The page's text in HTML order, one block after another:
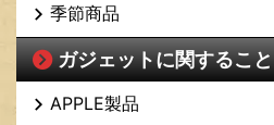
季節商品
ガジェットに関すること
APPLE製品